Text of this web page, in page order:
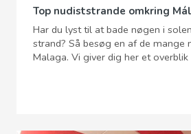
Top nudiststrande omkring
Har du lyst til at bade nøgen i
strand? Så besøg en af de mange
Malaga. Vi giver dig her et overblik